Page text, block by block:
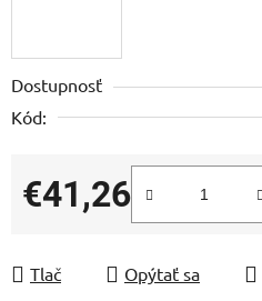
Dostupnosť
Kód:
€41,26
Jednotková cena:
Tlač Opýtať sa